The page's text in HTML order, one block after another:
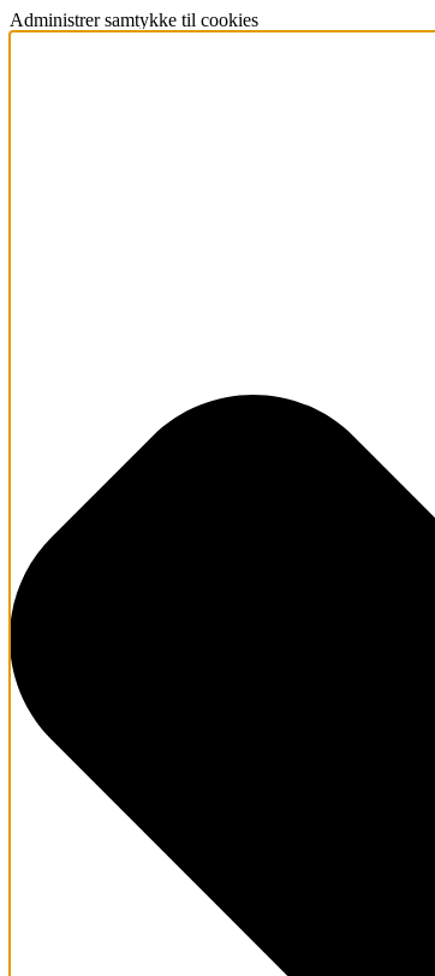
Administrer samtykke til cookies